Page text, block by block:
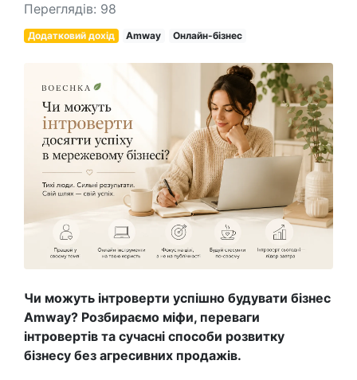
Переглядів: 98
Додатковий дохід Amway Онлайн-бізнес
Чи можуть інтроверти успішно будувати бізнес
Amway? Розбираємо міфи, переваги
інтровертів та сучасні способи розвитку
бізнесу без агресивних продажів.